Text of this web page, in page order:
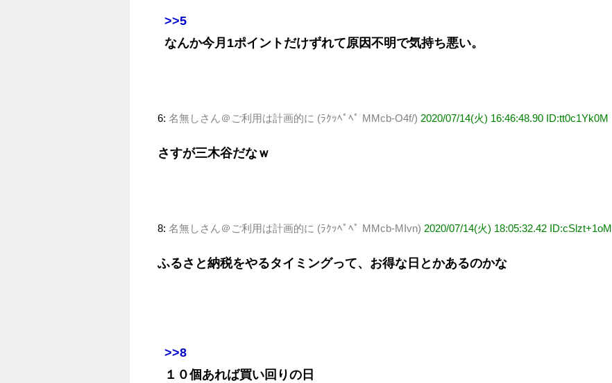
>>5
なんか今月1ポイントだけずれて原因不明で気持ち悪い。
6: 名無しさん＠ご利用は計画的に (ﾗｸｯﾍﾟﾍﾟ MMcb-O4f/) 2020/07/14(火) 16:46:48.90 ID:tt0c1Yk0M
さすが三木谷だなｗ
8: 名無しさん＠ご利用は計画的に (ﾗｸｯﾍﾟﾍﾟ MMcb-MIvn) 2020/07/14(火) 18:05:32.42 ID:cSlzt+1oM
ふるさと納税をやるタイミングって、お得な日とかあるのかな
>>8
１０個あれば買い回りの日